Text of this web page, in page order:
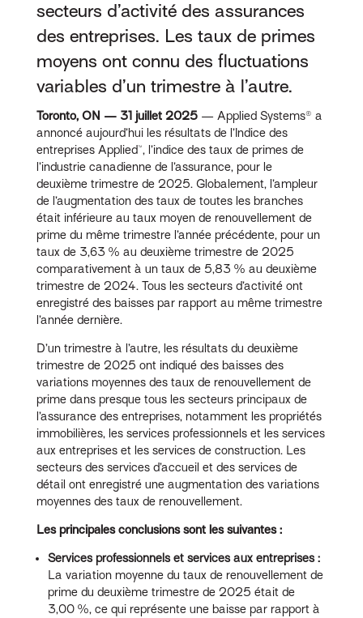
secteurs d’activité des assurances
des entreprises. Les taux de primes
moyens ont connu des fluctuations
variables d’un trimestre à l’autre.
Toronto, ON — 31 juillet 2025 — Applied Systems® a
annoncé aujourd’hui les résultats de l’Indice des
entreprises Applied™, l’indice des taux de primes de
l’industrie canadienne de l’assurance, pour le
deuxième trimestre de 2025. Globalement, l’ampleur
de l’augmentation des taux de toutes les branches
était inférieure au taux moyen de renouvellement de
prime du même trimestre l’année précédente, pour un
taux de 3,63 % au deuxième trimestre de 2025
comparativement à un taux de 5,83 % au deuxième
trimestre de 2024. Tous les secteurs d’activité ont
enregistré des baisses par rapport au même trimestre
l’année dernière.
D’un trimestre à l’autre, les résultats du deuxième
trimestre de 2025 ont indiqué des baisses des
variations moyennes des taux de renouvellement de
prime dans presque tous les secteurs principaux de
l’assurance des entreprises, notamment les propriétés
immobilières, les services professionnels et les services
aux entreprises et les services de construction. Les
secteurs des services d’accueil et des services de
détail ont enregistré une augmentation des variations
moyennes des taux de renouvellement.
Les principales conclusions sont les suivantes :
Services professionnels et services aux entreprises :
La variation moyenne du taux de renouvellement de
prime du deuxième trimestre de 2025 était de
3,00 %, ce qui représente une baisse par rapport à